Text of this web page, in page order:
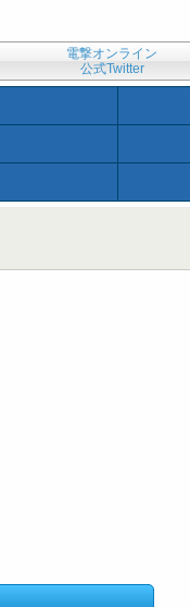
電撃オンライン
公式Twitter